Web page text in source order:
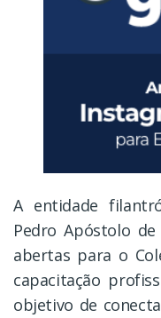
A entidade
Pedro Apóstolo
abertas para o
capacitação
objetivo de